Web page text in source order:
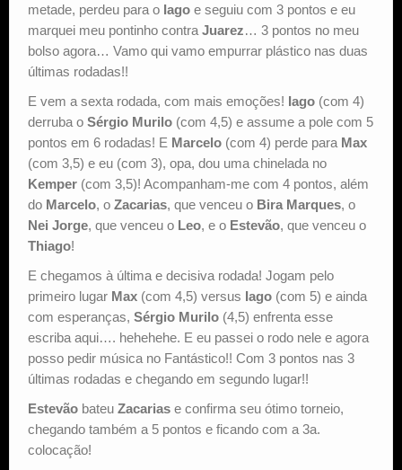
metade, perdeu para o Iago e seguiu com 3 pontos e eu
marquei meu pontinho contra Juarez… 3 pontos no meu
bolso agora… Vamo qui vamo empurrar plástico nas duas
últimas rodadas!!
E vem a sexta rodada, com mais emoções! Iago (com 4)
derruba o Sérgio Murilo (com 4,5) e assume a pole com 5
pontos em 6 rodadas! E Marcelo (com 4) perde para Max
(com 3,5) e eu (com 3), opa, dou uma chinelada no
Kemper (com 3,5)! Acompanham-me com 4 pontos, além
do Marcelo, o Zacarias, que venceu o Bira Marques, o
Nei Jorge, que venceu o Leo, e o Estevão, que venceu o
Thiago!
E chegamos à última e decisiva rodada! Jogam pelo
primeiro lugar Max (com 4,5) versus Iago (com 5) e ainda
com esperanças, Sérgio Murilo (4,5) enfrenta esse
escriba aqui…. hehehehe. E eu passei o rodo nele e agora
posso pedir música no Fantástico!! Com 3 pontos nas 3
últimas rodadas e chegando em segundo lugar!!
Estevão bateu Zacarias e confirma seu ótimo torneio,
chegando também a 5 pontos e ficando com a 3a.
colocação!